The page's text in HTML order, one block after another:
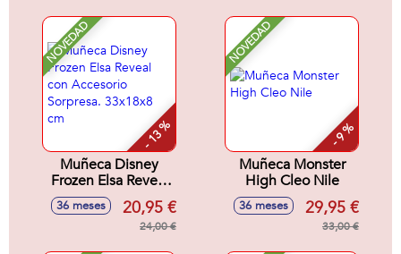
NOVEDAD
- 13 %
Muñeca Disney
Frozen Elsa Reveal
con Accesorio
Sorpresa. 33x18x8
36 meses 20,95 €
24,00 €
NOVEDAD
- 9 %
Muñeca Monster
High Cleo Nile
36 meses 29,95 €
33,00 €